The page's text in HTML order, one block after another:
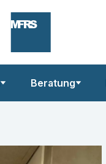
Beratung